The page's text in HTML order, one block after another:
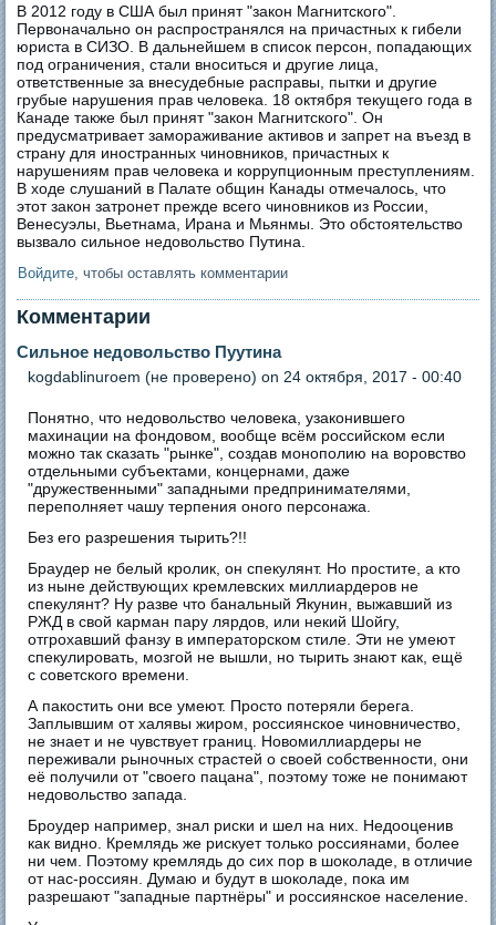
В 2012 году в США был принят "закон Магнитского".
Первоначально он распространялся на причастных к гибели
юриста в СИЗО. В дальнейшем в список персон, попадающих
под ограничения, стали вноситься и другие лица,
ответственные за внесудебные расправы, пытки и другие
грубые нарушения прав человека. 18 октября текущего года в
Канаде также был принят "закон Магнитского". Он
предусматривает замораживание активов и запрет на въезд в
страну для иностранных чиновников, причастных к
нарушениям прав человека и коррупционным преступлениям.
В ходе слушаний в Палате общин Канады отмечалось, что
этот закон затронет прежде всего чиновников из России,
Венесуэлы, Вьетнама, Ирана и Мьянмы. Это обстоятельство
вызвало сильное недовольство Путина.
Войдите , чтобы оставлять комментарии
Комментарии
Cильное недовольство Пуутина
kogdablinuroem (не проверено) on 24 октября, 2017 - 00:40
Понятно, что недовольство человека, узаконившего
махинации на фондовом, вообще всём российском если
можно так сказать "рынке", создав монополию на воровство
отдельными субъектами, концернами, даже
"дружественными" западными предпринимателями,
переполняет чашу терпения оного персонажа.
Без его разрешения тырить?!!
Браудер не белый кролик, он спекулянт. Но простите, а кто
из ныне действующих кремлевских миллиардеров не
спекулянт? Ну разве что банальный Якунин, выжавший из
РЖД в свой карман пару лярдов, или некий Шойгу,
отгрохавший фанзу в императорском стиле. Эти не умеют
спекулировать, мозгой не вышли, но тырить знают как, ещё
с советского времени.
А пакостить они все умеют. Просто потеряли берега.
Заплывшим от халявы жиром, россиянское чиновничество,
не знает и не чувствует границ. Новомиллиардеры не
переживали рыночных страстей о своей собственности, они
её получили от "своего пацана", поэтому тоже не понимают
недовольство запада.
Броудер например, знал риски и шел на них. Недооценив
как видно. Кремлядь же рискует только россиянами, более
ни чем. Поэтому кремлядь до сих пор в шоколаде, в отличие
от нас-россиян. Думаю и будут в шоколаде, пока им
разрешают "западные партнёры" и россиянское население.